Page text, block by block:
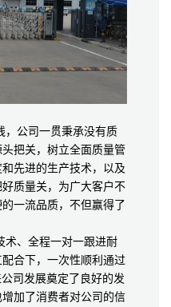
公司一贯秉承没有质
把关，树立全面质量管
先进的生产技术，以及
质量关，为广大客户不
一流品质，不但赢得了
、全程一对一跟进耐
合下，一次性顺利通过
司发展奠定了良好的发
加了消费者对公司的信